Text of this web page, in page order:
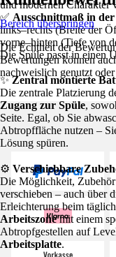
und modernen Charakter
✅ Ausschnittmaß in
links–rechts (Breite der
vorne–hinten (Tiefe von
Die Spüle passt in einen
✨Zentral montierte
Die zentrale Platzierung
Zugang zur Spüle,
Seite. Egal, ob Sie
Abtropffläche nutzen –
Lösung spüren.
⚙️ Verschiebbare
Die Möglichkeit, Zubehör
verschieben – auch über
Erleichterung beim
Arbeitszonemit einem
Abtropfgestellen auf
Arbeitsplatte.
Bereich überspringen
Die Echtheit der
Bewertungen können
nachweislich genutzt